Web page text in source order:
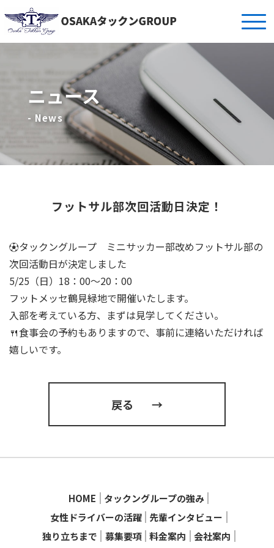
ニュース
- News
フットサル部次回活動日決定！
⚽️タックングループ ミニサッカー部改めフットサル部の
次回活動日が決定しました
5/25（日）18：00～20：00
フットメッセ鶴見緑地で開催いたします。
入部を考えている方、まずは見学してください。
🍴食事会の予約もありますので、事前に連絡いただければ
嬉しいです。
戻る →
HOME
タックングループの強み
女性ドライバーの活躍
先輩インタビュー
独り立ちまで
募集要項 料金案内 会社案内